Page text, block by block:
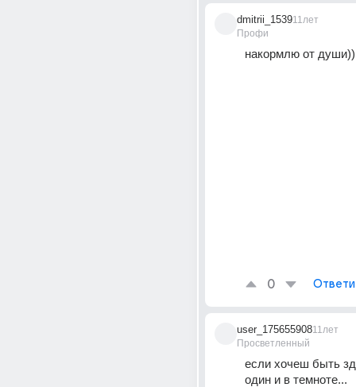
dmitrii_1539
Профи
11лет
накормлю от души))
0
user_175655908
Просветленный
11лет
если хочеш быть
один и в темноте...